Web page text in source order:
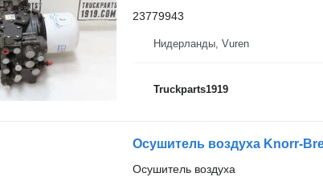
23779943
Нидерланды, Vuren
Truckparts1919
Осушитель воздуха